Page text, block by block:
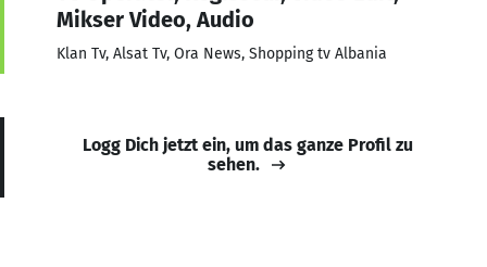
Mikser Video, Audio
Klan Tv, Alsat Tv, Ora News, Shopping tv Albania
Logg Dich jetzt ein, um das ganze Profil zu
sehen.